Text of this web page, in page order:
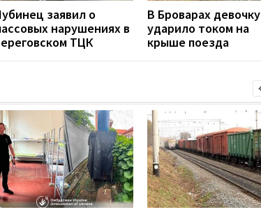
заявил о
нарушениях в
ТЦК
В Броварах девочку
ударило током на
крыше поезда